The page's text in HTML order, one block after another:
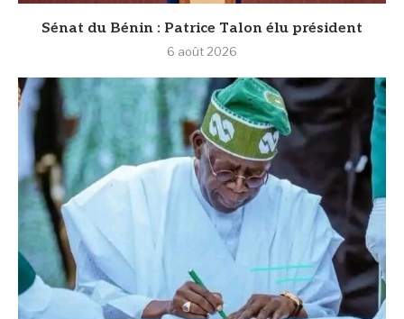
Sénat du Bénin : Patrice Talon élu président
6 août 2026